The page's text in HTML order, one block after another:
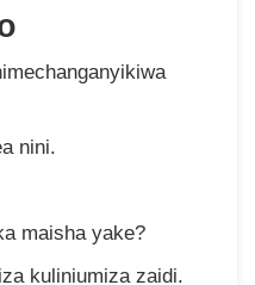
nini.
maisha yake?
kuliniumiza zaidi.